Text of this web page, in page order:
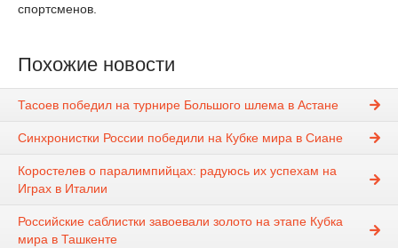
спортсменов.
Похожие новости
Тасоев победил на турнире Большого шлема в Астане
Синхронистки России победили на Кубке мира в Сиане
Коростелев о паралимпийцах: радуюсь их успехам на
Играх в Италии
Российские саблистки завоевали золото на этапе Кубка
мира в Ташкенте